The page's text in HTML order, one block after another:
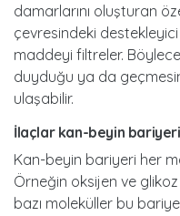
damarlarını oluşturan
çevresindeki
maddeyi filtreler.
duyduğu ya da
ulaşabilir.
i̇laçlar kan-beyin
Kan-beyin bariyeri her
Örneğin oksijen ve
bazı moleküller bu